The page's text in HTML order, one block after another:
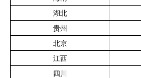
湖北
贵州
北京
江西
四川